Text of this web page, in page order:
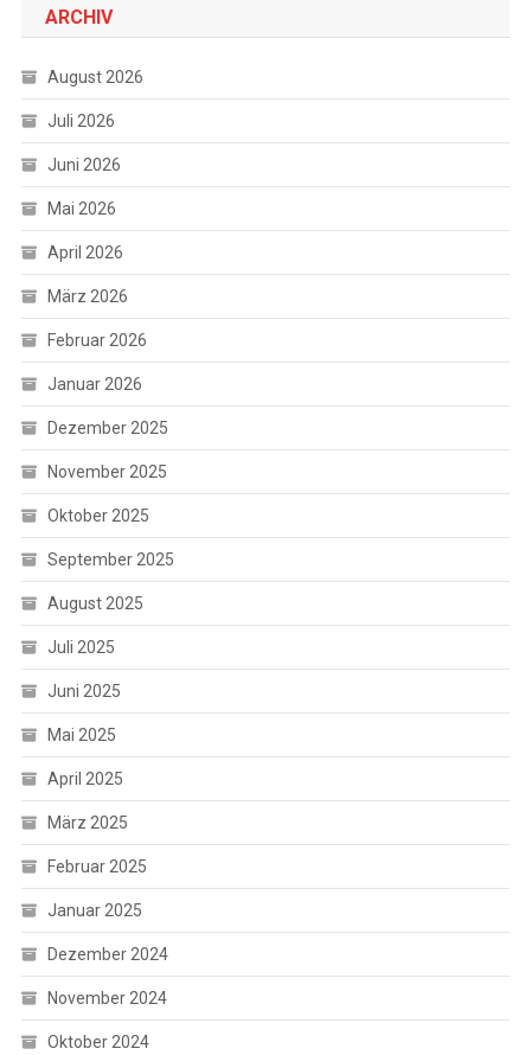
ARCHIV
August 2026
Juli 2026
Juni 2026
Mai 2026
April 2026
März 2026
Februar 2026
Januar 2026
Dezember 2025
November 2025
Oktober 2025
September 2025
August 2025
Juli 2025
Juni 2025
Mai 2025
April 2025
März 2025
Februar 2025
Januar 2025
Dezember 2024
November 2024
Oktober 2024